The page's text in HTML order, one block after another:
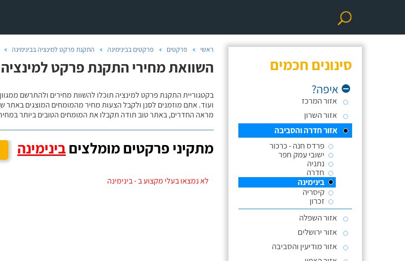
סינונים חכמים
איפה?
אזור המרכז
אזור השרון
אזור חדרה והסביבה
פרדס חנה - כרכור
ישובי עמק חפר
נתניה
חדרה
בינימינה
קיסריה
זכרון
אזור השפלה
אזור ירושלים
אזור מודיעין והסביבה
ראשי פרקטים פרקטים בבינימינה התקנת פרקט למינציה בבינימינה
השוואת מחירי התקנת פרקט
ועוד. אתם מוזמנים לסנן ולקבל הצעות מחיר מהמומחים המוצגים
מראה החדרים, באתר טוב תודה תקבלו את המומחים הטובים ביותר
מתקיני פרקטים מומלציםבינימינה
לא נמצאו בעלי מקצוע ב - בינימינה